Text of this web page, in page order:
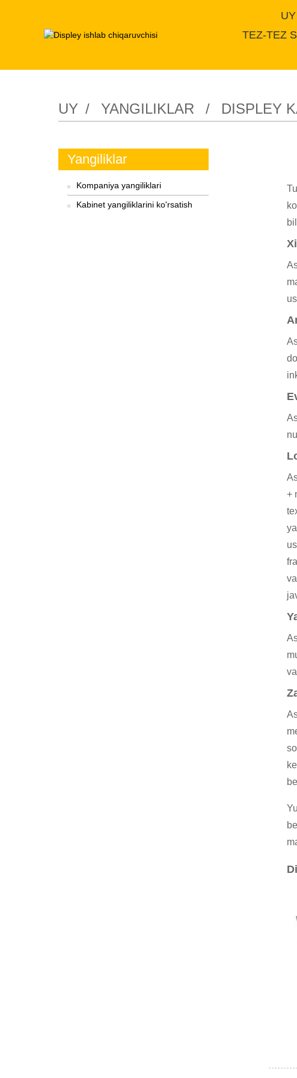
UY
TEZ-TEZ
Displey
UY YANGILIKLAR DISPLEY
Yangiliklar
Kompaniya yangiliklari
Kabinet yangiliklarini ko'rsatish
+